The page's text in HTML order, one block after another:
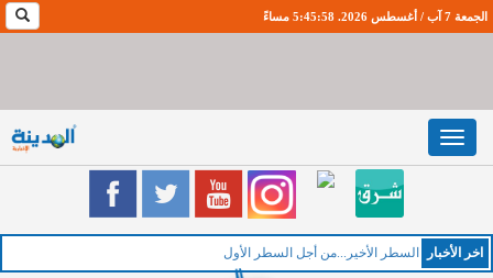
الجمعة 7 آب / أغسطس 2026. 5:45:58 مساءً
Toggle
navigation
اخر اﻷخبار الخميس